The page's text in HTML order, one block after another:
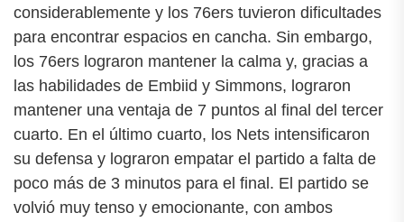
considerablemente y los 76ers tuvieron dificultades
para encontrar espacios en cancha. Sin embargo,
los 76ers lograron mantener la calma y, gracias a
las habilidades de Embiid y Simmons, lograron
mantener una ventaja de 7 puntos al final del tercer
cuarto. En el último cuarto, los Nets intensificaron
su defensa y lograron empatar el partido a falta de
poco más de 3 minutos para el final. El partido se
volvió muy tenso y emocionante, con ambos